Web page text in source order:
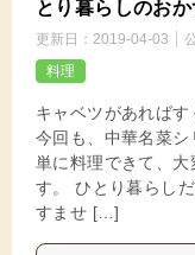
とり暮らしのお
更新日： 2019-04-03
料理
キャベツがあれば
今回も、中華名菜
単に料理できて、大
す。 ひとり暮らし
すませ […]